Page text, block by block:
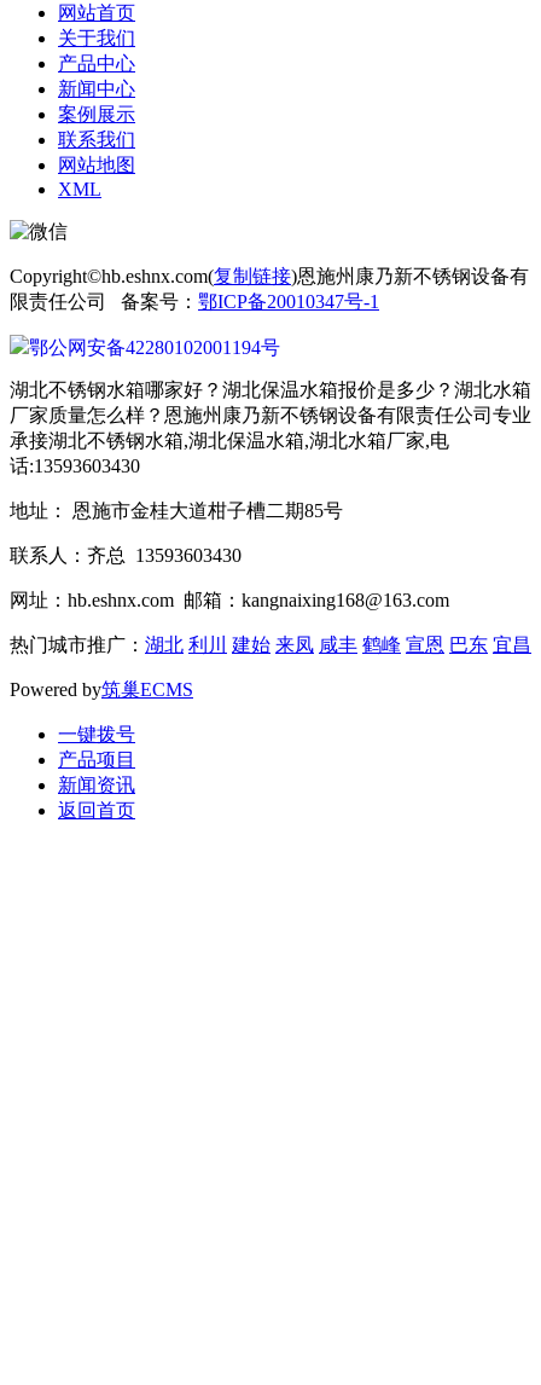
网站首页
关于我们
产品中心
新闻中心
案例展示
联系我们
网站地图
XML
Copyright©hb.eshnx.com(复制链接)恩施州康乃新不锈钢设备有
限责任公司 备案号： 鄂ICP备20010347号-1
鄂公网安备42280102001194号
湖北不锈钢水箱哪家好？湖北保温水箱报价是多少？湖北水箱
厂家质量怎么样？恩施州康乃新不锈钢设备有限责任公司专业
承接湖北不锈钢水箱,湖北保温水箱,湖北水箱厂家,电
话:13593603430
地址： 恩施市金桂大道柑子槽二期85号
联系人：齐总 13593603430
网址：hb.eshnx.com 邮箱：kangnaixing168@163.com
热门城市推广： 湖北 利川 建始 来凤 咸丰 鹤峰 宣恩 巴东 宜昌
Powered by筑巢ECMS
一键拨号
产品项目
新闻资讯
返回首页